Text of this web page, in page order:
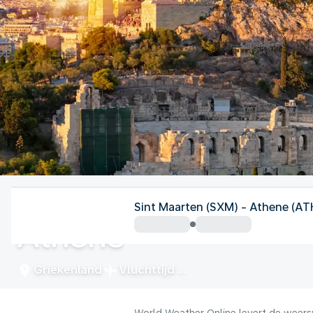
Athene
Griekenland Vluchttijd
Sint Maarten (SXM) - Athene